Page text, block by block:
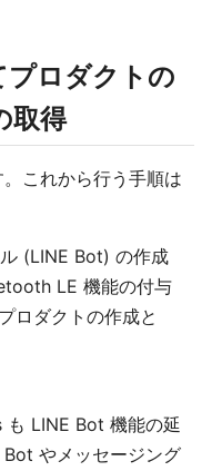
ロダクトの
取得
これから行う手順は
(LINE Bot) の作成
LE 機能の付与
ロダクトの作成と
も LINE Bot 機能の延
やメッセージング